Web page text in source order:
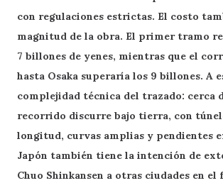
con regulaciones estrictas. El costo
magnitud de la obra. El primer tramo
7 billones de yenes, mientras que el
hasta Osaka superaría los 9 billones. A
complejidad técnica del trazado: cerca
recorrido discurre bajo tierra, con
longitud, curvas amplias y pendientes
Japón también tiene la intención de
Chuo Shinkansen a otras ciudades en el